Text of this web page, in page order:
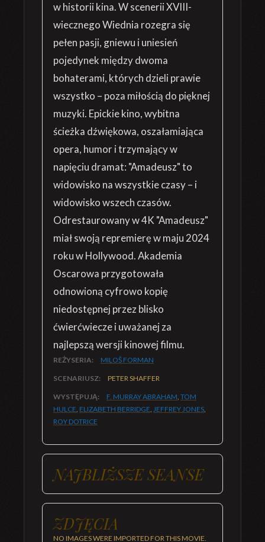
w historii kina. W scenerii XVIII-
wiecznego Wiednia rozegra się
pełen pasji, gniewu i uniesień
pojedynek między dwoma
bohaterami, których dzieli prawie
wszystko – poza miłością do pięknej
muzyki. Epickie kino, wybitna
ścieżka dźwiękowa, oszałamiająca
opera, humor i trzymający w
napięciu dramat: "Amadeusz" to
widowisko na wszystkie czasy – i
widowisko wszech czasów.
Odrestaurowany w 4K "Amadeusz"
miał swoją repremierę w maju 2024
roku w Hollywood. Akademia
Oscarowa przygotowała
odnowioną cyfrowo kopię
niedostępnej przez blisko
ćwierćwiecze i uważanej za
najlepszą wersji kinowej filmu.
REŻYSERIA: MILOŠ FORMAN
SCENARIUSZ: PETER SHAFFER
WYSTĘPUJĄ: F. MURRAY ABRAHAM, TOM
HULCE, ELIZABETH BERRIDGE, JEFFREY JONES,
ROY DOTRICE
NAJBLIŻSZE SEANSE
ZDJĘCIA
NO IMAGES WERE IMPORTED FOR THIS MOVIE.